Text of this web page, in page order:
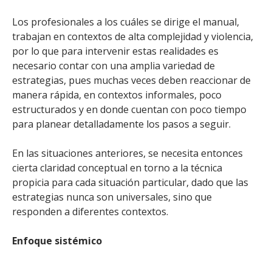
Los profesionales a los cuáles se dirige el manual,
trabajan en contextos de alta complejidad y violencia,
por lo que para intervenir estas realidades es
necesario contar con una amplia variedad de
estrategias, pues muchas veces deben reaccionar de
manera rápida, en contextos informales, poco
estructurados y en donde cuentan con poco tiempo
para planear detalladamente los pasos a seguir.
En las situaciones anteriores, se necesita entonces
cierta claridad conceptual en torno a la técnica
propicia para cada situación particular, dado que las
estrategias nunca son universales, sino que
responden a diferentes contextos.
Enfoque sistémico